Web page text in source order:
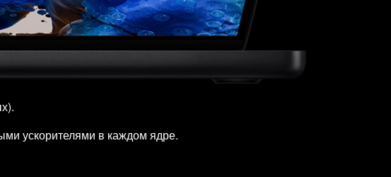
ускорителями в каждом ядре.